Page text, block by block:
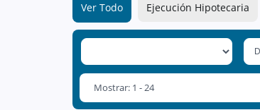
Ver Todo Ejecución Hipotecaria
Mostrar: 1 - 24